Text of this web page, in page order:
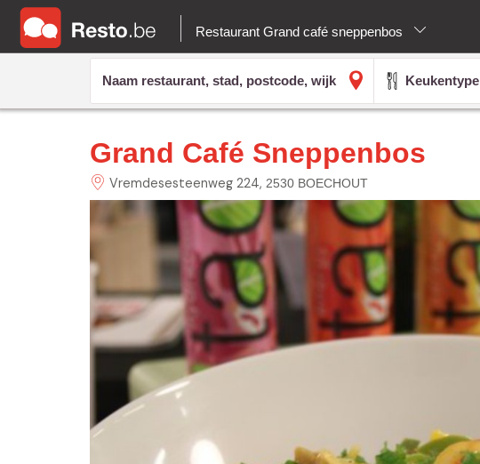
Restaurant Grand café sneppenbos
Keukentype
Grand Café Sneppenbos
Vremdesesteenweg 224 2530 BOECHOUT